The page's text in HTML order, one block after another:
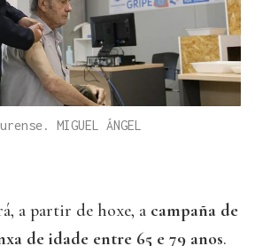
MIGUEL ÁNGEL
a partir de hoxe, a campaña de
de idade entre 65 e 79 anos.